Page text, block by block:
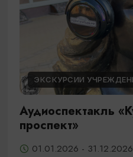
ЭКСКУРСИИ
Аудиоспектакль
проспект»
01.01.2026 -